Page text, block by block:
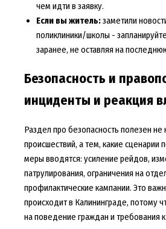
чем идти в заявку.
Если вы житель:заметили
поликлиники/школы -
заранее, не оставляя на
Безопасность и
инциденты и реакция
Раздел про безопасность полезен не
происшествий, а тем, какие сценарии
меры вводятся: усиление рейдов,
патрулирования, ограничения на
профилактические кампании. Это
происходит в Калининграде, потому
на поведение граждан и требования